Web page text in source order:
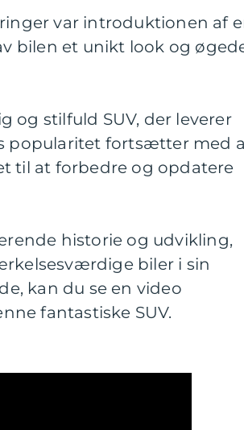
var introduktionen af
bilen et unikt look og
og stilfuld SUV, der leverer
popularitet fortsætter med
til at forbedre og opdatere
historie og udvikling,
biler i sin
kan du se en video
fantastiske SUV.